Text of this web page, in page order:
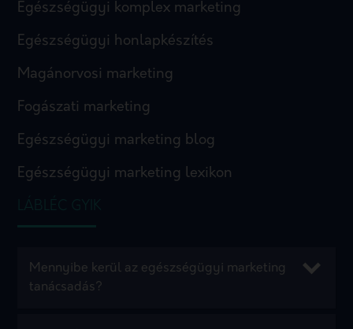
Egészségügyi komplex marketing
Egészségügyi honlapkészítés
Magánorvosi marketing
Fogászati marketing
Egészségügyi marketing blog
Egészségügyi marketing lexikon
LÁBLÉC GYIK
Mennyibe kerül az egészségügyi marketing
tanácsadás?